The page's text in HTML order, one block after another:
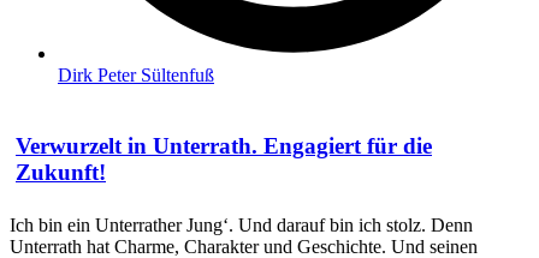
Dirk Peter Sültenfuß
Verwurzelt in Unterrath. Engagiert für die
Zukunft!
Ich bin ein Unterrather Jung‘. Und darauf bin ich stolz. Denn
Unterrath hat Charme, Charakter und Geschichte. Und seinen